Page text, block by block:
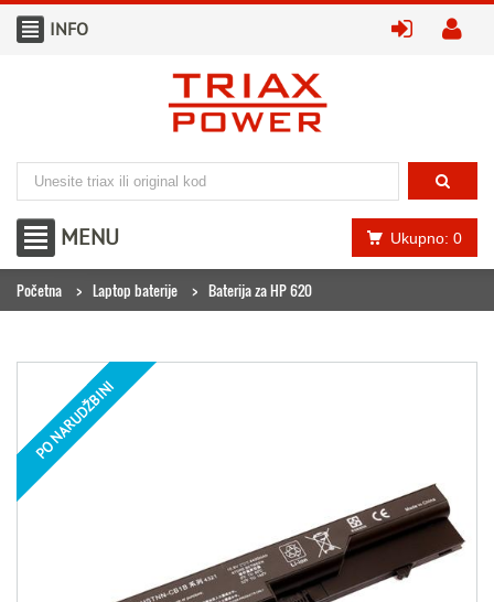
INFO prijavite
Ukupno: 0
MENU
Početna Laptop baterije Baterija za HP 620
PO NARUDŽBINI